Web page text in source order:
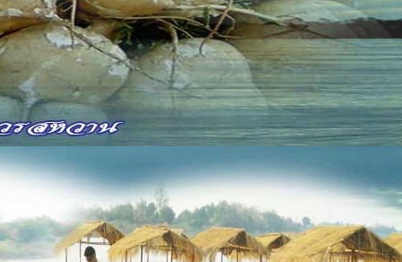
ว่ามื้อและวันนั้น นักปราชญ์เก่าได้จารลงในหนังสือ
อ 1 - 2 ค่ำ เป็นต้น ส่วนวันนั้นหมายเอาทาง
ดูมื้อ วัน ที่กล่าวไว้ในหนังสือก้อมจัดเป็น โคงยาม